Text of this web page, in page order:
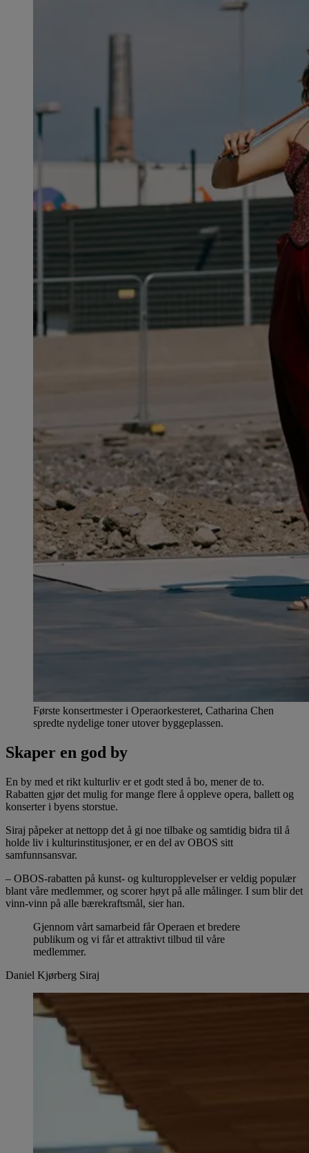
Første konsertmester i Operaorkesteret, Catharina Chen
spredte nydelige toner utover byggeplassen.
Skaper en god by
En by med et rikt kulturliv er et godt sted å bo, mener de to.
Rabatten gjør det mulig for mange flere å oppleve opera, ballett og
konserter i byens storstue.
Siraj påpeker at nettopp det å gi noe tilbake og samtidig bidra til å
holde liv i kulturinstitusjoner, er en del av OBOS sitt
samfunnsansvar.
– OBOS-rabatten på kunst- og kulturopplevelser er veldig populær
blant våre medlemmer, og scorer høyt på alle målinger. I sum blir det
vinn-vinn på alle bærekraftsmål, sier han.
Gjennom vårt samarbeid får Operaen et bredere
publikum og vi får et attraktivt tilbud til våre
medlemmer.
Daniel Kjørberg Siraj